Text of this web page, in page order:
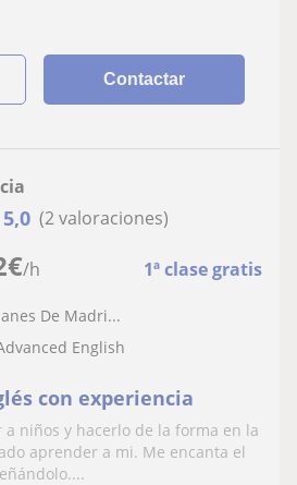
Contactar
€/h 1ª clase gratis
5,0 (2 valoraciones)
De Madri...
English
con experiencia
a niños y hacerlo de la forma en la
aprender a mi. Me encanta el